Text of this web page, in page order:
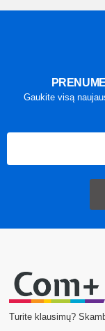
Gaukite visą
Turite klausimų?